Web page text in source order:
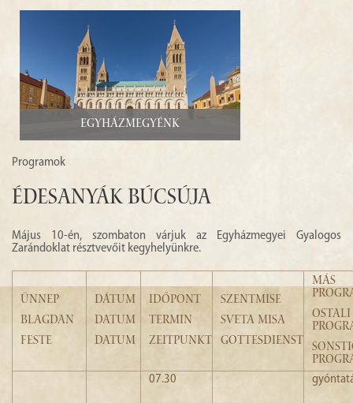
Egyházmegyénk
Programok
Édesanyák búcsúja
Május 10-én, szombaton várjuk az Egyházmegyei Gyalogos
Zarándoklat résztvevőit kegyhelyünkre.
ÜNNEP
BLAGDAN
FESTE
DÁTUM
DATUM
DATUM
IDŐPONT
TERMIN
ZEITPUNKT
SZENTMISE
SVETA MISA
GOTTESDIENST
MÁS
OSTALI
07.30